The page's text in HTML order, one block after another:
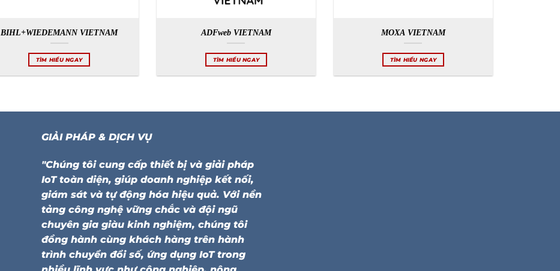
BIHL+WIEDEMANN VIETNAM
TÌM HIỂU NGAY
ADFweb VIETNAM
TÌM HIỂU NGAY
MOXA VIETNAM
TÌM HIỂU NGAY
GIẢI PHÁP & DỊCH VỤ
"Chúng tôi cung cấp thiết bị và giải pháp
IoT toàn diện, giúp doanh nghiệp kết nối,
giám sát và tự động hóa hiệu quả. Với nền
tảng công nghệ vững chắc và đội ngũ
chuyên gia giàu kinh nghiệm, chúng tôi
đồng hành cùng khách hàng trên hành
trình chuyển đổi số, ứng dụng IoT trong